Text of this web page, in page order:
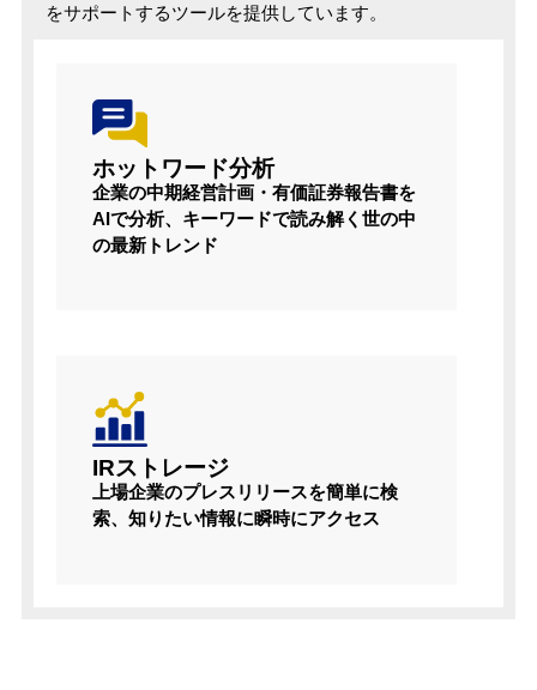
をサポートするツールを提供しています。
ホットワード分析
企業の中期経営計画・有価証券報告書を
AIで分析、キーワードで読み解く世の中
の最新トレンド
IRストレージ
上場企業のプレスリリースを簡単に検
索、知りたい情報に瞬時にアクセス